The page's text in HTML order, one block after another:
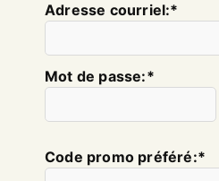
adresse courriel:*
mot de passe:*
Code promo préféré:*